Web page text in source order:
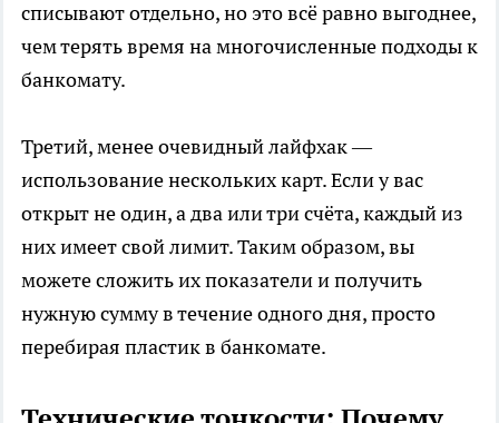
списывают отдельно, но это всё равно выгоднее,
чем терять время на многочисленные подходы к
банкомату.
Третий, менее очевидный лайфхак —
использование нескольких карт. Если у вас
открыт не один, а два или три счёта, каждый из
них имеет свой лимит. Таким образом, вы
можете сложить их показатели и получить
нужную сумму в течение одного дня, просто
перебирая пластик в банкомате.